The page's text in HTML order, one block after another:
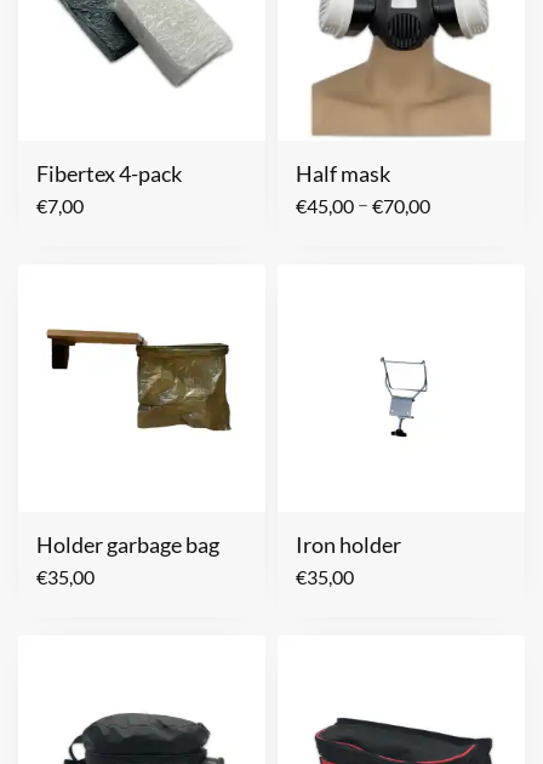
Fibertex 4-pack
€7,00
Half mask
€45,00 – €70,00
Holder garbage bag
€35,00
Iron holder
€35,00